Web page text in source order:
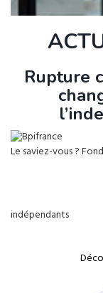
Rupture
Le saviez-vous ?
indépendants